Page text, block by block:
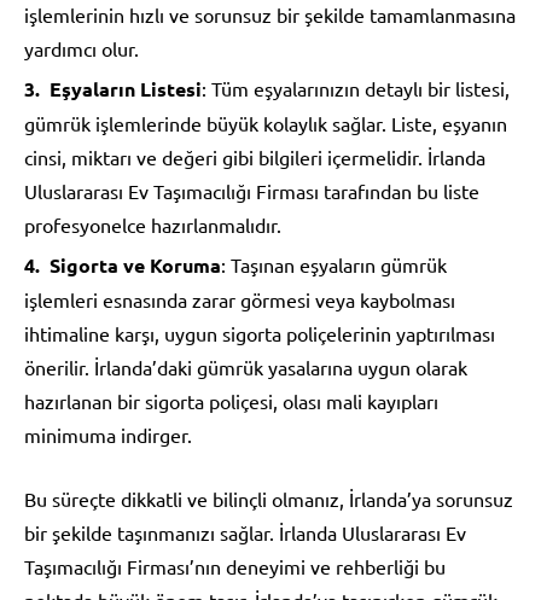
işlemlerinin hızlı ve sorunsuz bir şekilde tamamlanmasına
yardımcı olur.
Eşyaların Listesi: Tüm eşyalarınızın detaylı bir listesi,
gümrük işlemlerinde büyük kolaylık sağlar. Liste, eşyanın
cinsi, miktarı ve değeri gibi bilgileri içermelidir. İrlanda
Uluslararası Ev Taşımacılığı Firması tarafından bu liste
profesyonelce hazırlanmalıdır.
Sigorta ve Koruma: Taşınan eşyaların gümrük
işlemleri esnasında zarar görmesi veya kaybolması
ihtimaline karşı, uygun sigorta poliçelerinin yaptırılması
önerilir. İrlanda’daki gümrük yasalarına uygun olarak
hazırlanan bir sigorta poliçesi, olası mali kayıpları
minimuma indirger.
Bu süreçte dikkatli ve bilinçli olmanız, İrlanda’ya sorunsuz
bir şekilde taşınmanızı sağlar. İrlanda Uluslararası Ev
Taşımacılığı Firması’nın deneyimi ve rehberliği bu